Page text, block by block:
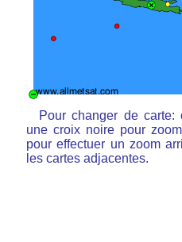
Pour changer de
une croix noire pour
pour effectuer un zoom
les cartes adjacentes.